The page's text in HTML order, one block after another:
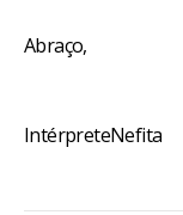
Abraço,
IntérpreteNefita